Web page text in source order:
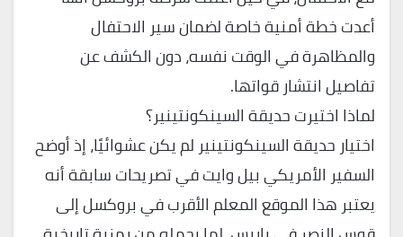
أعدت خطة أمنية خاصة لضمان سير الاحتفال
والمظاهرة في الوقت نفسه، دون الكشف عن
تفاصيل انتشار قواتها.
لماذا اختيرت حديقة السينكونتينير؟
اختيار حديقة السينكونتينير لم يكن عشوائيًا، إذ أوضح
السفير الأمريكي بيل وايت في تصريحات سابقة أنه
يعتبر هذا الموقع المعلم الأقرب في بروكسل إلى